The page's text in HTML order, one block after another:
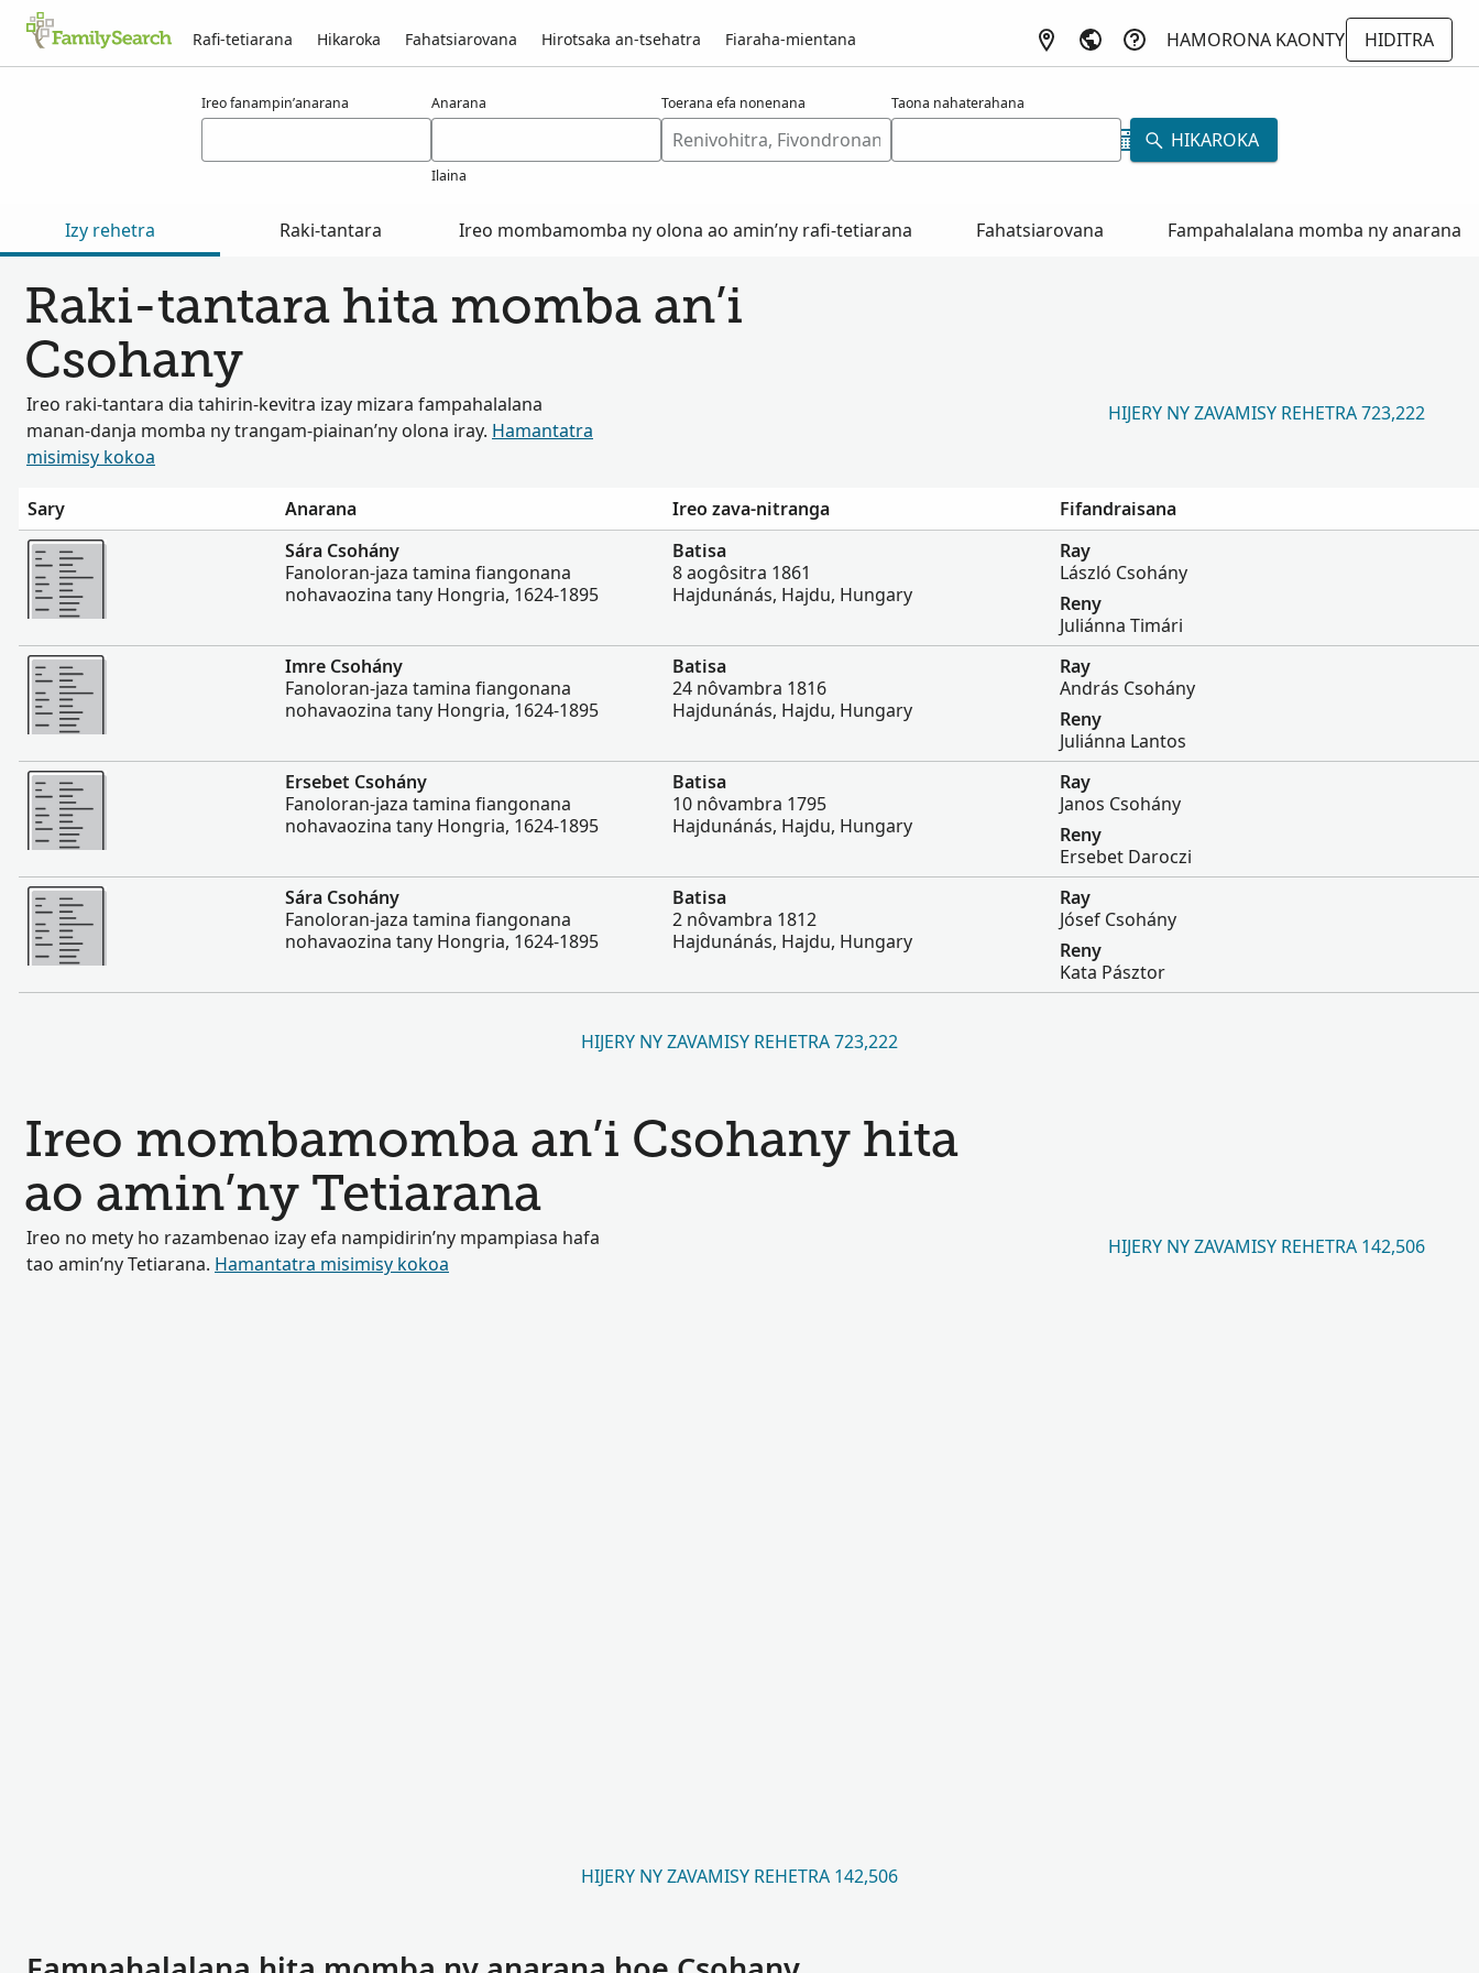
Rafi-tetiarana Hikaroka Fahatsiarovana Hirotsaka an-tsehatra Fiaraha-mientana HAMORONA KAONTY
HIDITRA
Ireo fanampin’anarana Anarana
Ilaina
Toerana efa nonenana Taona nahaterahana
HIKAROKA
Izy rehetra Raki-tantara Ireo mombamomba ny olona ao amin’ny rafi-tetiarana Fahatsiarovana Fampahalalana momba ny anarana
Raki-tantara hita momba an’i
Csohany
Ireo raki-tantara dia tahirin-kevitra izay mizara fampahalalana
manan-danja momba ny trangam-piainan’ny olona iray. Hamantatra
misimisy kokoa
HIJERY NY ZAVAMISY REHETRA 723,222
Sary Anarana Ireo zava-nitranga
Fifandraisana
Misimisy kokoa
Sára Csohány
Fanoloran-jaza tamina fiangonana
nohavaozina tany Hongria, 1624-1895
Batisa
8 aogôsitra 1861
Hajdunánás, Hajdu, Hungary
Ray
László Csohány
Reny
Juliánna Timári
Misimisy kokoa
Imre Csohány
Fanoloran-jaza tamina fiangonana
nohavaozina tany Hongria, 1624-1895
Batisa
24 nôvambra 1816
Hajdunánás, Hajdu, Hungary
Ray
András Csohány
Reny
Juliánna Lantos
Misimisy kokoa
Ersebet Csohány
Fanoloran-jaza tamina fiangonana
nohavaozina tany Hongria, 1624-1895
Batisa
10 nôvambra 1795
Hajdunánás, Hajdu, Hungary
Ray
Janos Csohány
Reny
Ersebet Daroczi
Misimisy kokoa
Sára Csohány
Fanoloran-jaza tamina fiangonana
nohavaozina tany Hongria, 1624-1895
Batisa
2 nôvambra 1812
Hajdunánás, Hajdu, Hungary
Ray
Jósef Csohány
Reny
Kata Pásztor
HIJERY NY ZAVAMISY REHETRA 723,222
Ireo mombamomba an’i Csohany hita
ao amin’ny Tetiarana
Ireo no mety ho razambenao izay efa nampidirin’ny mpampiasa hafa
tao amin’ny Tetiarana. Hamantatra misimisy kokoa
HIJERY NY ZAVAMISY REHETRA 142,506
HIJERY NY ZAVAMISY REHETRA 142,506